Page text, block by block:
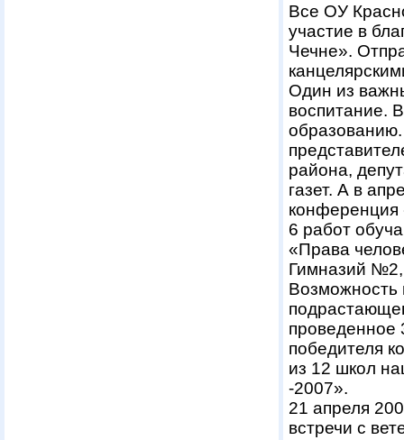
Все ОУ
участие в
Чечне».
Один из
воспитание.
района,
газет. А в
конференция
6 работ
«Права
Гимназий
Возможность
проведенное
победителя
из 12 школ
-2007».
21 апреля
встречи с